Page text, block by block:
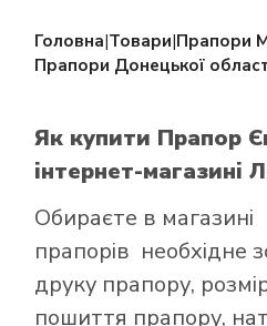
Головна|Товари|Прапори
Прапори Донецької
Як купити Прапор
інтернет-магазині
Обираєте в магазині
прапорів необхідне
друку прапору,
пошиття прапору,